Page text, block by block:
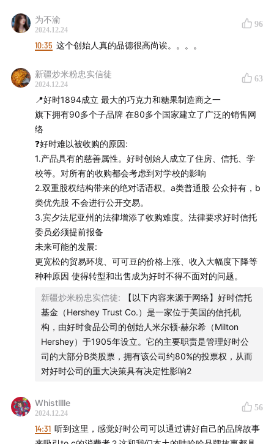
品，是国内外很多专业运动员的选择。不论你是有运动习
惯需要强健骨骼、还是久坐上班族需要缓解关节不适，
MoveFree的氨糖补剂都能为你的关节健康保驾护航，更
有强效修复的骨胶原，与氨糖协同加固关节软骨，
Movefree的绿标瓶氨糖软骨素与白瓶骨胶原臻选礼盒作为
新年专享，绿标瓶进行日常修复，小白瓶专攻加固，全面
守护关节，2周就能感受明显缓解疼痛不适，也将成为年
节之际给到家人朋友的赠礼好选择！
MoveFree x 声动早咖啡专属折扣领取方式：
1⃣️ 点击[专属链接]( sourl.cn ) 领取优惠券
2⃣️ 淘宝搜索「MoveFree官方海外旗舰店」，找到客服报
暗号“声动早咖啡”，获得专属链接下单
3⃣️ 复制--淘口令：69🗝L6OV3zYtlWq《s.tb.cnHU9196
Mengyi
幕后制作
为不渝
2024.12.24
96
10:35 这个创始人真的品德很高尚诶。。。。
新疆炒米粉忠实信徒
2024.12.24
63
📍好时1894成立 最大的巧克力和糖果制造商之一
旗下拥有90多个子品牌 在80多个国家建立了广泛的销售网
络
❓好时难以被收购的原因:
1.产品具有的慈善属性。好时创始人成立了住房、信托、学
校等。对所有的收购都会考虑到对学校的影响
2.双重股权结构带来的绝对话语权。a类普通股 公众持有，b
类优先股 不会进行公开交易。
3.宾夕法尼亚州的法律增添了收购难度。法律要求好时信托
委员必须提前报备
未来可能的发展:
更宽松的贸易环境、可可豆的价格上涨、收入大幅度下降等
种种原因 使得转型和出售成为好时不得不面对的问题。
新疆炒米粉忠实信徒:
【以下内容来源于网络】好时信托
基金（Hershey Trust Co.）是一家位于美国的信托机
构，由好时食品公司的创始人米尔顿·赫尔希（Milton
Hershey）于1905年设立。它的主要职责是管理好时公
司的大部分B类股票，拥有该公司约80%的投票权，从而
对好时公司的重大决策具有决定性影响2
Whistlllle
2024.12.24
56
14:31 听到这里，感觉好时公司可以通过讲好自己的品牌故事